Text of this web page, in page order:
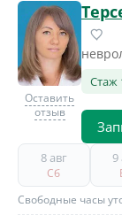
Оставить
отзыв
Стаж
8 авг
Сб
9
Свободные часы